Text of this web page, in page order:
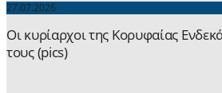
27.07.2026
Οι κυρίαρχοι της Κορυφαίας
τους (pics)